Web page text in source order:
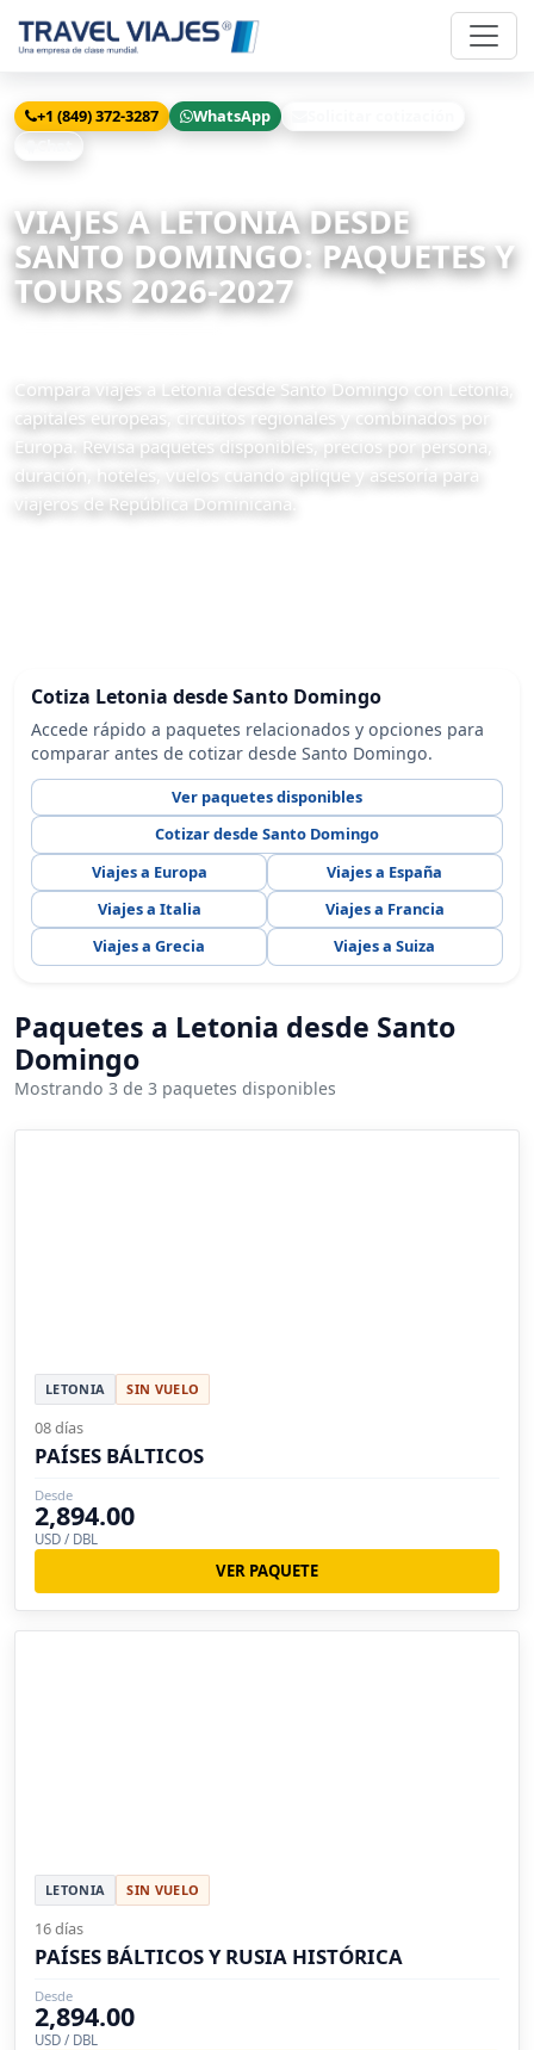
+1 (849) 372-3287 WhatsApp
VIAJES A LETONIA DESDE
SANTO DOMINGO: PAQUETES Y
TOURS 2026-2027
Compara viajes a Letonia desde Santo Domingo con Letonia,
capitales europeas, circuitos regionales y combinados por
Europa. Revisa paquetes disponibles, precios por persona,
duración, hoteles, vuelos cuando aplique y asesoría para
viajeros de República Dominicana.
Cotiza Letonia desde Santo Domingo
Accede rápido a paquetes relacionados y opciones para
comparar antes de cotizar desde Santo Domingo.
Ver paquetes disponibles
Cotizar desde Santo Domingo
Viajes a Europa
Viajes a España
Viajes a Italia
Viajes a Francia
Viajes a Grecia
Viajes a Suiza
Paquetes a Letonia desde Santo
Domingo
Mostrando 3 de 3 paquetes disponibles
LETONIA SIN VUELO
08 días
PAÍSES BÁLTICOS
Desde
2,894.00
USD / DBL
VER PAQUETE
LETONIA SIN VUELO
16 días
PAÍSES BÁLTICOS Y RUSIA HISTÓRICA
Desde
2,894.00
USD / DBL